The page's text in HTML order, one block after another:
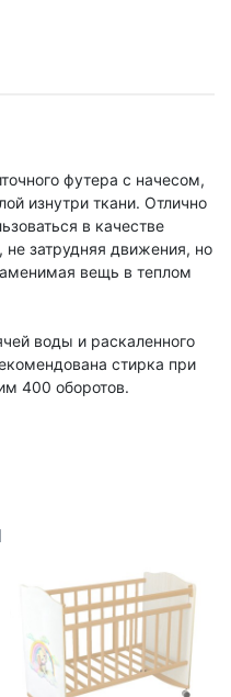
футера с начесом,
изнутри ткани. Отлично
в качестве
затрудняя движения, но
вещь в теплом
воды и раскаленного
стирка при
400 оборотов.